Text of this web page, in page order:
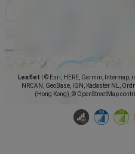
Leaflet
© Esri, HERE, Garmin, Intermap,
NRCAN, GeoBase, IGN, Kadaster NL,
(Hong Kong), © OpenStreetMap